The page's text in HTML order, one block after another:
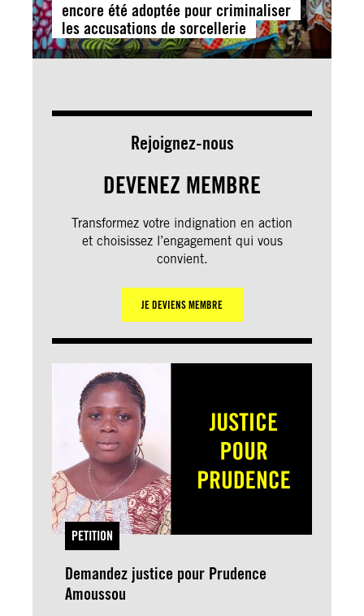
encore été adoptée pour criminaliser
les accusations de sorcellerie
Rejoignez-nous
DEVENEZ MEMBRE
Transformez votre indignation en action
et choisissez l’engagement qui vous
convient.
JE DEVIENS MEMBRE
PETITION
Demandez justice pour Prudence
Amoussou